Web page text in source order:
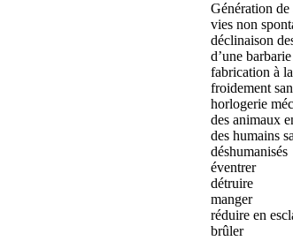
Génération
vies non
déclinaison
d’une
fabrication à
froidement
horlogerie
des animaux
des humains
déshumanisés
éventrer
détruire
manger
réduire en
brûler